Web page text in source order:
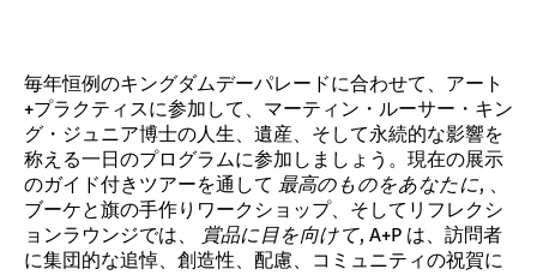
寄付
毎年恒例のキングダムデーパレードに合わせて、アート
+プラクティスに参加して、マーティン・ルーサー・キン
グ・ジュニア博士の人生、遺産、そして永続的な影響を
称える一日のプログラムに参加しましょう。現在の展示
のガイド付きツアーを通して 最高のものをあなたに, 、
ブーケと旗の手作りワークショップ、そしてリフレクシ
ョンラウンジでは、
賞品に目を向けて, A+P は、訪問者
に集団的な追悼、創造性、配慮、コミュニティの祝賀に